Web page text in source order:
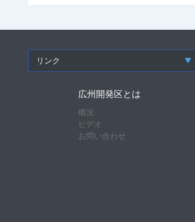
リンク
広州開発区とは
概況
ビデオ
お問い合わせ